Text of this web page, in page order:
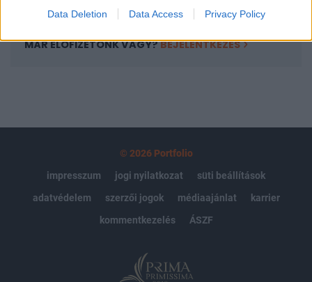
Data Deletion Data Access Privacy Policy
MÁR ELŐFIZETŐNK VAGY?BEJELENTKEZÉS
© 2026 Portfolio
impresszum
jogi nyilatkozat
süti beállítások
adatvédelem
szerzői jogok médiaajánlat
karrier
kommentkezelés
ÁSZF